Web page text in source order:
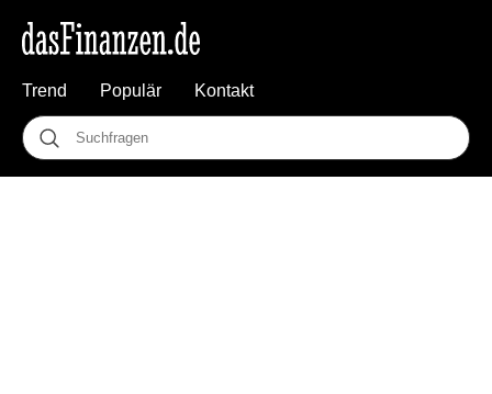
Trend Populär Kontakt